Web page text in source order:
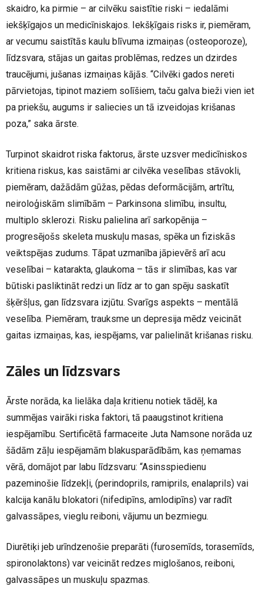
skaidro, ka pirmie – ar cilvēku saistītie riski – iedalāmi
iekšķīgajos un medicīniskajos. Iekšķīgais risks ir, piemēram,
ar vecumu saistītās kaulu blīvuma izmaiņas (osteoporoze),
līdzsvara, stājas un gaitas problēmas, redzes un dzirdes
traucējumi, jušanas izmaiņas kājās. “Cilvēki gados nereti
pārvietojas, tipinot maziem solīšiem, taču galva bieži vien iet
pa priekšu, augums ir saliecies un tā izveidojas krišanas
poza,” saka ārste.
Turpinot skaidrot riska faktorus, ārste uzsver medicīniskos
kritiena riskus, kas saistāmi ar cilvēka veselības stāvokli,
piemēram, dažādām gūžas, pēdas deformācijām, artrītu,
neiroloģiskām slimībām – Parkinsona slimību, insultu,
multiplo sklerozi. Risku palielina arī sarkopēnija –
progresējošs skeleta muskuļu masas, spēka un fiziskās
veiktspējas zudums. Tāpat uzmanība jāpievērš arī acu
veselībai – katarakta, glaukoma – tās ir slimības, kas var
būtiski pasliktināt redzi un līdz ar to gan spēju saskatīt
šķēršļus, gan līdzsvara izjūtu. Svarīgs aspekts – mentālā
veselība. Piemēram, trauksme un depresija mēdz veicināt
gaitas izmaiņas, kas, iespējams, var palielināt krišanas risku.
Zāles un līdzsvars
Ārste norāda, ka lielāka daļa kritienu notiek tādēļ, ka
summējas vairāki riska faktori, tā paaugstinot kritiena
iespējamību. Sertificētā farmaceite Juta Namsone norāda uz
šādām zāļu iespējamām blakusparādībām, kas ņemamas
vērā, domājot par labu līdzsvaru: “Asinsspiedienu
pazeminošie līdzekļi, (perindoprils, ramiprils, enalaprils) vai
kalcija kanālu blokatori (nifedipīns, amlodipīns) var radīt
galvassāpes, vieglu reiboni, vājumu un bezmiegu.
Diurētiķi jeb urīndzenošie preparāti (furosemīds, torasemīds,
spironolaktons) var veicināt redzes miglošanos, reiboni,
galvassāpes un muskuļu spazmas.